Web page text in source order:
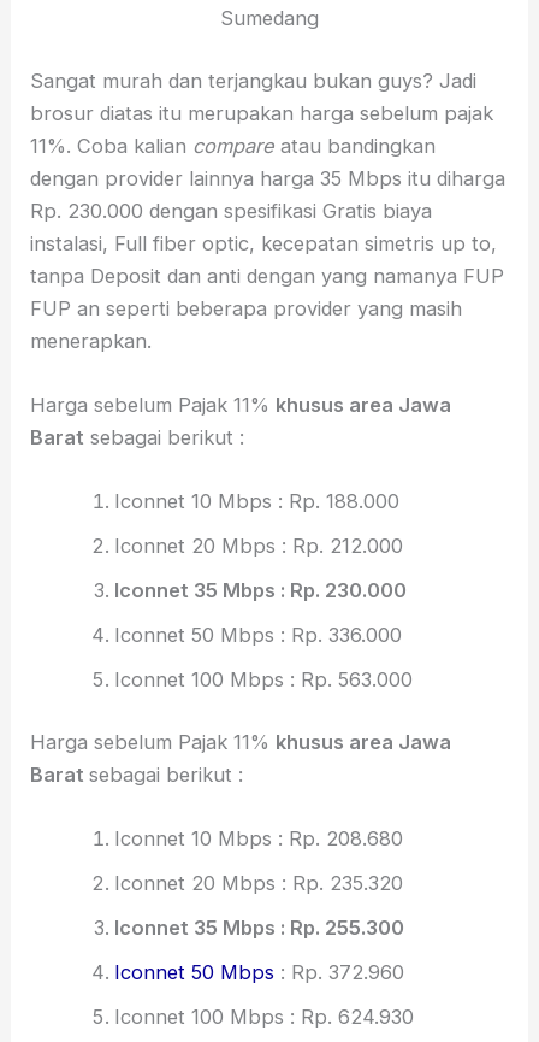
Sumedang
Sangat murah dan terjangkau bukan guys? Jadi
brosur diatas itu merupakan harga sebelum pajak
11%. Coba kalian compareatau bandingkan
dengan provider lainnya harga 35 Mbps itu diharga
Rp. 230.000 dengan spesifikasi Gratis biaya
instalasi, Full fiber optic, kecepatan simetris up to,
tanpa Deposit dan anti dengan yang namanya FUP
FUP an seperti beberapa provider yang masih
menerapkan.
Harga sebelum Pajak 11% khusus area Jawa
Barat sebagai berikut :
Iconnet 10 Mbps : Rp. 188.000
Iconnet 20 Mbps : Rp. 212.000
Iconnet 35 Mbps : Rp. 230.000
Iconnet 50 Mbps : Rp. 336.000
Iconnet 100 Mbps : Rp. 563.000
Harga sebelum Pajak 11% khusus area Jawa
Baratsebagai berikut :
Iconnet 10 Mbps : Rp. 208.680
Iconnet 20 Mbps : Rp. 235.320
Iconnet 35 Mbps : Rp. 255.300
Iconnet 50 Mbps : Rp. 372.960
Iconnet 100 Mbps : Rp. 624.930